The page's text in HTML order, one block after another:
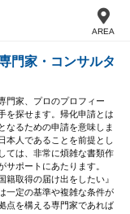
AREA
門家・コンサルタ
門家、プロのプロフィー
を探せます。帰化申請とは
なるための申請を意味しま
本人であることを前提とし
ては、非常に煩雑な書類作
ポートにあたります。
籍取得の届け出をしたい』
一定の基準や複雑な条件が
点を構える専門家であれば